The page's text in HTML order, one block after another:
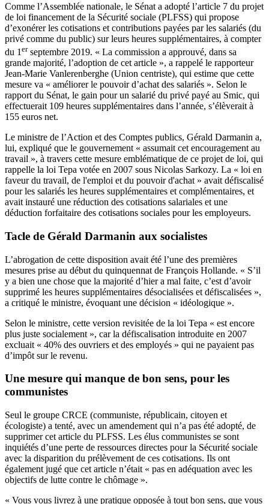
Comme l’Assemblée nationale, le Sénat a adopté l’article 7 du projet
de loi financement de la Sécurité sociale (PLFSS) qui propose
d’exonérer les cotisations et contributions payées par les salariés (du
privé comme du public) sur leurs heures supplémentaires, à compter
du 1 erseptembre 2019. « La commission a approuvé, dans sa
grande majorité, l’adoption de cet article », a rappelé le rapporteur
Jean-Marie Vanlerenberghe (Union centriste), qui estime que cette
mesure va « améliorer le pouvoir d’achat des salariés ». Selon le
rapport du Sénat, le gain pour un salarié du privé payé au Smic, qui
effectuerait 109 heures supplémentaires dans l’année, s’élèverait à
155 euros net.
Le ministre de l’Action et des Comptes publics, Gérald Darmanin a,
lui, expliqué que le gouvernement « assumait cet encouragement au
travail », à travers cette mesure emblématique de ce projet de loi, qui
rappelle la loi Tepa votée en 2007 sous Nicolas Sarkozy. La « loi en
faveur du travail, de l'emploi et du pouvoir d'achat » avait défiscalisé
pour les salariés les heures supplémentaires et complémentaires, et
avait instauré une réduction des cotisations salariales et une
déduction forfaitaire des cotisations sociales pour les employeurs.
Tacle de Gérald Darmanin aux socialistes
L’abrogation de cette disposition avait été l’une des premières
mesures prise au début du quinquennat de François Hollande. « S’il
y a bien une chose que la majorité d’hier a mal faite, c’est d’avoir
supprimé les heures supplémentaires désocialisées et défiscalisées »,
a critiqué le ministre, évoquant une décision « idéologique ».
Selon le ministre, cette version revisitée de la loi Tepa « est encore
plus juste socialement », car la défiscalisation introduite en 2007
excluait « 40% des ouvriers et des employés » qui ne payaient pas
d’impôt sur le revenu.
Une mesure qui manque de bon sens, pour les
communistes
Seul le groupe CRCE (communiste, républicain, citoyen et
écologiste) a tenté, avec un amendement qui n’a pas été adopté, de
supprimer cet article du PLFSS. Les élus communistes se sont
inquiétés d’une perte de ressources directes pour la Sécurité sociale
avec la disparition du prélèvement de ces cotisations. Ils ont
également jugé que cet article n’était « pas en adéquation avec les
objectifs de lutte contre le chômage ».
« Vous vous livrez à une pratique opposée à tout bon sens, que vous